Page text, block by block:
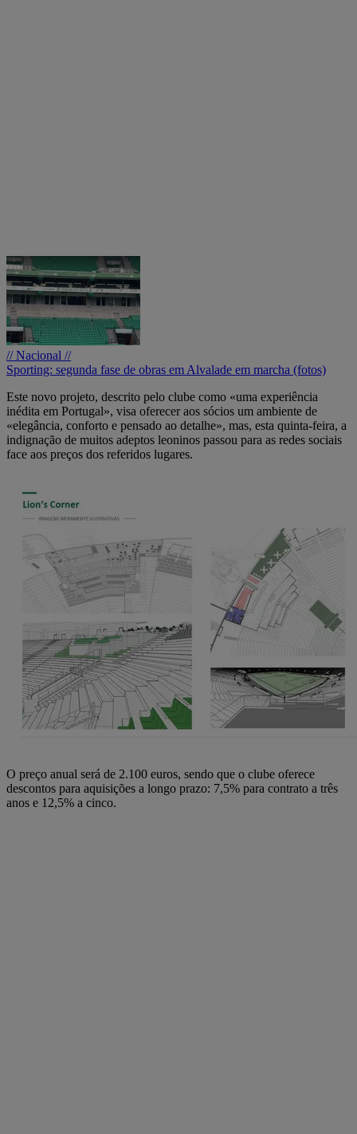
// Nacional //
Sporting: segunda fase de obras em Alvalade em marcha (fotos)
Este novo projeto, descrito pelo clube como «uma experiência
inédita em Portugal», visa oferecer aos sócios um ambiente de
«elegância, conforto e pensado ao detalhe», mas, esta quinta-feira, a
indignação de muitos adeptos leoninos passou para as redes sociais
face aos preços dos referidos lugares.
O preço anual será de 2.100 euros, sendo que o clube oferece
descontos para aquisições a longo prazo: 7,5% para contrato a três
anos e 12,5% a cinco.